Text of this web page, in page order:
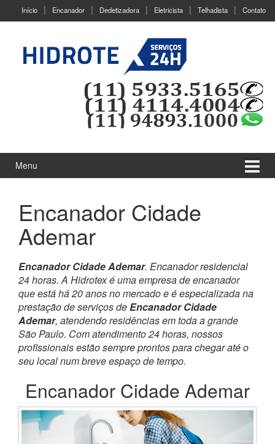
Início Encanador Dedetizadora Eletricista Telhadista Contato
Menu
Encanador Cidade
Ademar
Encanador Cidade Ademar. Encanador residencial
24 horas. A Hidrotex é uma empresa de encanador
que está há 20 anos no mercado e é especializada na
prestação de serviços deEncanador Cidade
Ademar, atendendo residências em toda a grande
São Paulo. Com atendimento 24 horas, nossos
profissionais estão sempre prontos para chegar até o
seu local num breve espaço de tempo.
Encanador Cidade Ademar